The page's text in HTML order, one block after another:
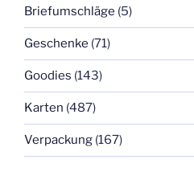
Briefumschläge (5)
Geschenke (71)
Goodies (143)
Karten (487)
Verpackung (167)